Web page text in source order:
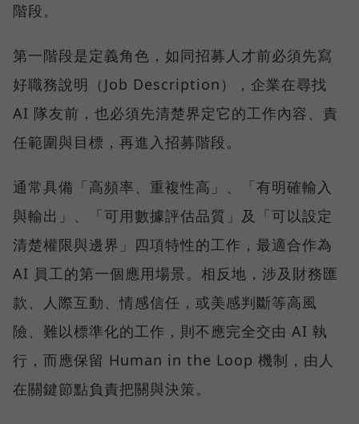
階段。
第一階段是定義角色，如同招募人才前必須先寫
好職務說明（Job Description），企業在尋找
AI 隊友前，也必須先清楚界定它的工作內容、責
任範圍與目標，再進入招募階段。
通常具備「高頻率、重複性高」、「有明確輸入
與輸出」、「可用數據評估品質」及「可以設定
清楚權限與邊界」四項特性的工作，最適合作為
AI 員工的第一個應用場景。相反地，涉及財務匯
款、人際互動、情感信任，或美感判斷等高風
險、難以標準化的工作，則不應完全交由 AI 執
行，而應保留 Human in the Loop 機制，由人
在關鍵節點負責把關與決策。